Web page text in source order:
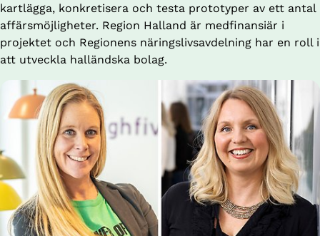
kartlägga, konkretisera och testa prototyper av ett antal
affärsmöjligheter. Region Halland är medfinansiär i
projektet och Regionens näringslivsavdelning har en roll i
att utveckla halländska bolag.